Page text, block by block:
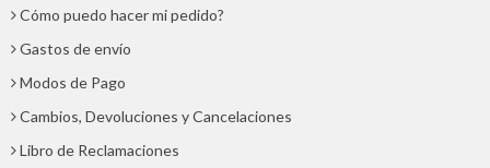
Cómo puedo hacer mi pedido?
Gastos de envío
Modos de Pago
Cambios, Devoluciones y Cancelaciones
Libro de Reclamaciones